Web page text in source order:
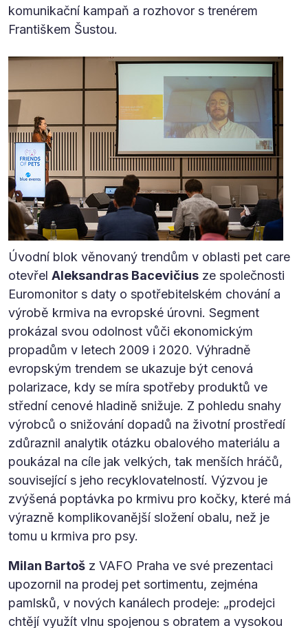
komunikační kampaň a rozhovor s trenérem
Františkem Šustou.
Úvodní blok věnovaný trendům v oblasti pet care
otevřel Aleksandras Bacevičius ze společnosti
Euromonitor s daty o spotřebitelském chování a
výrobě krmiva na evropské úrovni. Segment
prokázal svou odolnost vůči ekonomickým
propadům v letech 2009 i 2020. Výhradně
evropským trendem se ukazuje být cenová
polarizace, kdy se míra spotřeby produktů ve
střední cenové hladině snižuje. Z pohledu snahy
výrobců o snižování dopadů na životní prostředí
zdůraznil analytik otázku obalového materiálu a
poukázal na cíle jak velkých, tak menších hráčů,
související s jeho recyklovatelností. Výzvou je
zvýšená poptávka po krmivu pro kočky, které má
výrazně komplikovanější složení obalu, než je
tomu u krmiva pro psy.
Milan Bartoš z VAFO Praha ve své prezentaci
upozornil na prodej pet sortimentu, zejména
pamlsků, v nových kanálech prodeje: „prodejci
chtějí využít vlnu spojenou s obratem a vysokou